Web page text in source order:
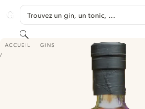
GINVENTORY
Trouvez un gin, un tonic, …
Rechercher
ACCUEIL GINS
VIPER - MULLED GIN